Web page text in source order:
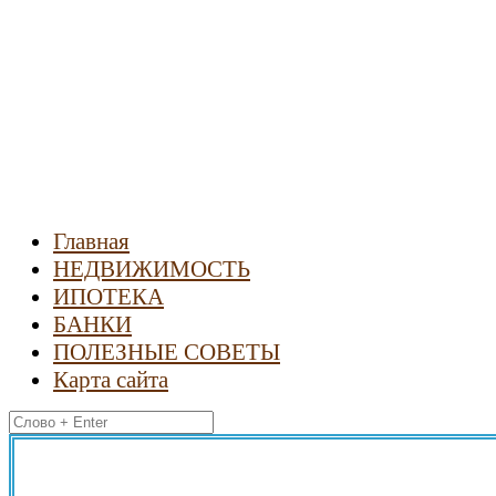
Главная
НЕДВИЖИМОСТЬ
ИПОТЕКА
БАНКИ
ПОЛЕЗНЫЕ СОВЕТЫ
Карта сайта
Найти: